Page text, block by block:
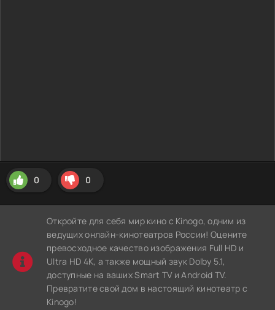
0 0
Откройте для себя мир кино с Kinogo, одним из
ведущих онлайн-кинотеатров России! Оцените
превосходное качество изображения Full HD и
Ultra HD 4K, а также мощный звук Dolby 5.1,
доступные на ваших Smart TV и Android TV.
Превратите свой дом в настоящий кинотеатр с
Kinogo!